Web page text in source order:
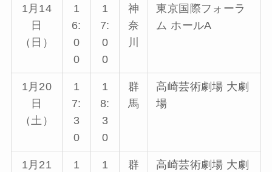
1月14
日
（日）
1
6:
0
0
1
7:
0
0
神
奈
川
東京国際フォーラ
ム ホールA
1月20
日
（土）
1
7:
3
0
1
8:
3
0
群
馬
高崎芸術劇場 大劇
場
1月21
1
1
群
高崎芸術劇場 大劇